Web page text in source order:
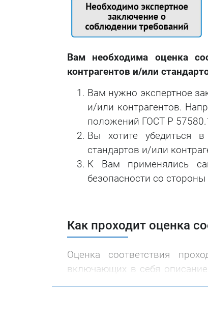
Вам необходима оценка
контрагентов и/или
Вам нужно экспертное
и/или контрагентов.
положений ГОСТ Р
Вы хотите убедиться
стандартов и/или
К Вам применялись
безопасности со стороны
Как проходит оценка
Оценка соответствия
включающих в себя
безопасности Заказчика